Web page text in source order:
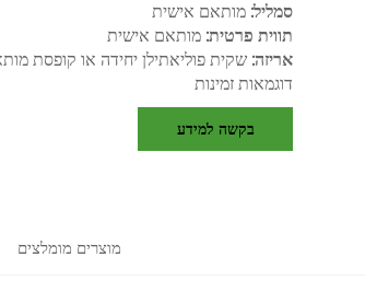
סמליל: מותאם אישית
תווית פרטית: מותאם אישית
אריזה: שקית פוליאתילן יחידה או קופסת
דוגמאות זמינות
בקשה למידע
מוצרים מומלצים